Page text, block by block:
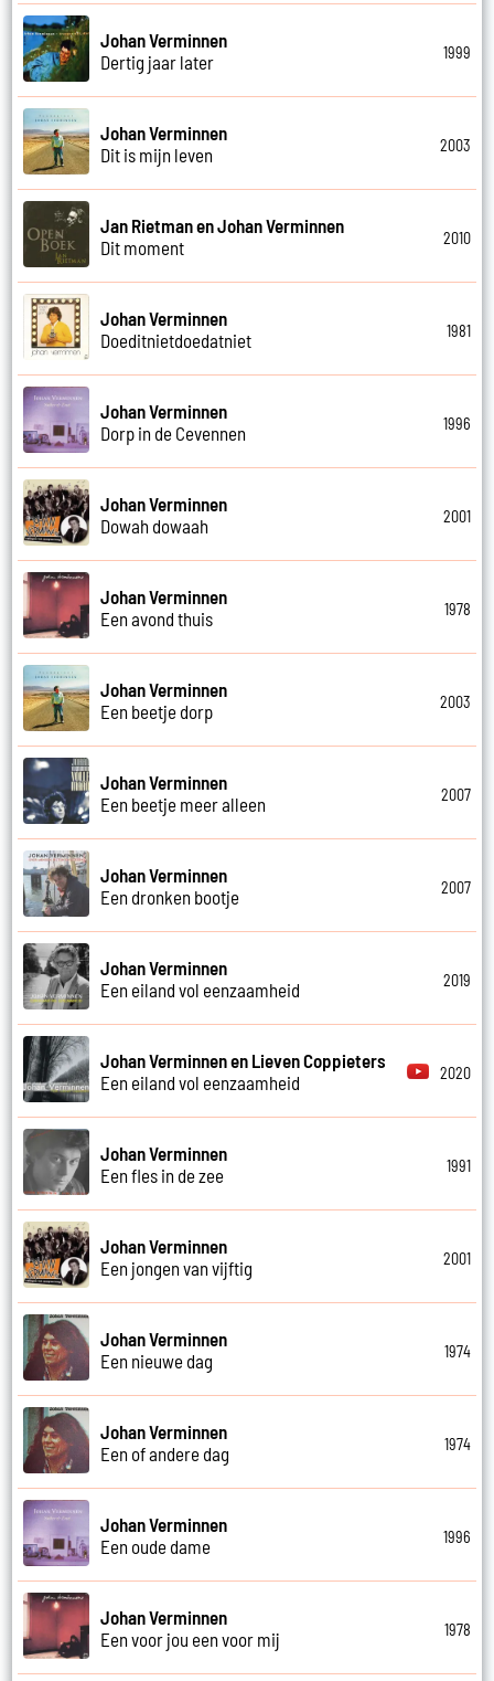
Johan Verminnen
Dertig jaar later
1999
Johan Verminnen
Dit is mijn leven
2003
Jan Rietman en Johan Verminnen
Dit moment
2010
Johan Verminnen
Doeditnietdoedatniet
1981
Johan Verminnen
Dorp in de Cevennen
1996
Johan Verminnen
Dowah dowaah
2001
Johan Verminnen
Een avond thuis
1978
Johan Verminnen
Een beetje dorp
2003
Johan Verminnen
Een beetje meer alleen
2007
Johan Verminnen
Een dronken bootje
2007
Johan Verminnen
Een eiland vol eenzaamheid
2019
Johan Verminnen en Lieven Coppieters
Een eiland vol eenzaamheid
2020
Johan Verminnen
Een fles in de zee
1991
Johan Verminnen
Een jongen van vijftig
2001
Johan Verminnen
Een nieuwe dag
1974
Johan Verminnen
Een of andere dag
1974
Johan Verminnen
Een oude dame
1996
Johan Verminnen
Een voor jou een voor mij
1978